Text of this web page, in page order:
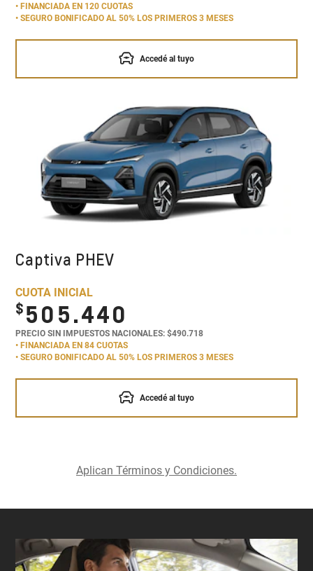
• FINANCIADA EN 120 CUOTAS
• SEGURO BONIFICADO AL 50% LOS PRIMEROS 3 MESES
Accedé al tuyo
Captiva PHEV
CUOTA INICIAL
$505.440
PRECIO SIN IMPUESTOS NACIONALES: $490.718
• FINANCIADA EN 84 CUOTAS
• SEGURO BONIFICADO AL 50% LOS PRIMEROS 3 MESES
Accedé al tuyo
Aplican Términos y Condiciones.